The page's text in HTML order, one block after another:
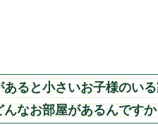
ると小さいお子様のい
なお部屋があるんです